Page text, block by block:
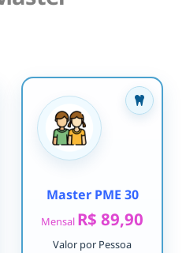
Master PME 30
Mensal R$ 89,90
Valor por Pessoa